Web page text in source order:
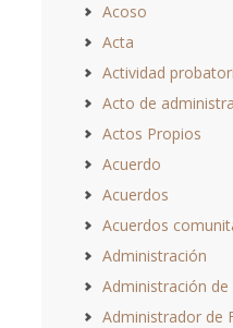
Acoso
Acta
Actividad
Acto de
Actos Propios
Acuerdo
Acuerdos
Acuerdos
Administración
Administración de
Administrador de